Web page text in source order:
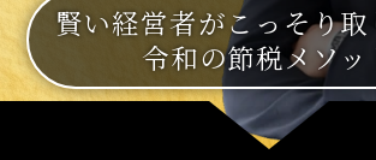
賢い経営者がこっそり取
令和の節税メソッ